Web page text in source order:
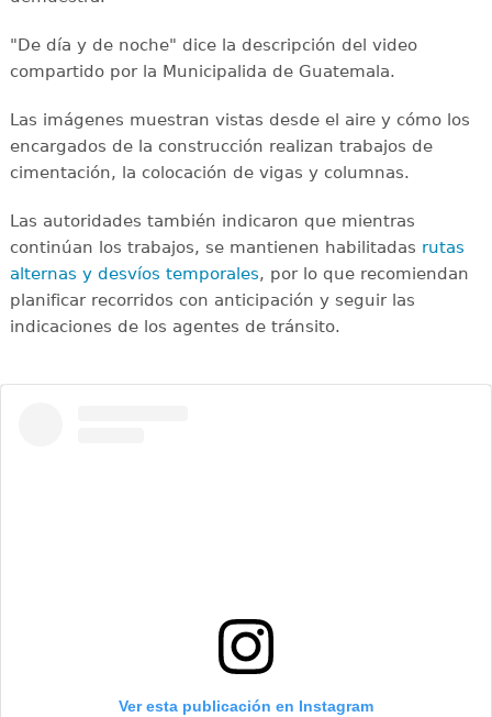
"De día y de noche" dice la descripción del video
compartido por la Municipalida de Guatemala.
Las imágenes muestran vistas desde el aire y cómo los
encargados de la construcción realizan trabajos de
cimentación, la colocación de vigas y columnas.
Las autoridades también indicaron que mientras
continúan los trabajos, se mantienen habilitadas rutas
alternas y desvíos temporales, por lo que recomiendan
planificar recorridos con anticipación y seguir las
indicaciones de los agentes de tránsito.
Ver esta publicación en Instagram